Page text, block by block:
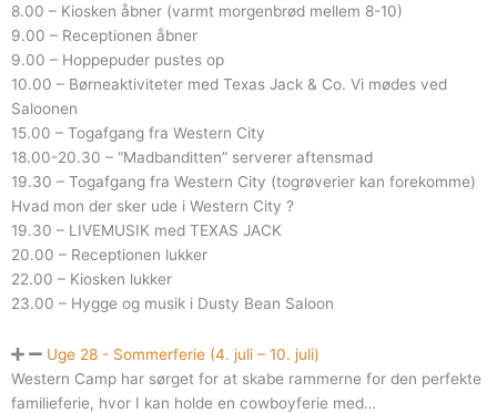
8.00 – Kiosken åbner (varmt morgenbrød mellem 8-10)
9.00 – Receptionen åbner
9.00 – Hoppepuder pustes op
10.00 – Børneaktiviteter med Texas Jack & Co. Vi mødes ved
Saloonen
15.00 – Togafgang fra Western City
18.00-20.30 – “Madbanditten” serverer aftensmad
19.30 – Togafgang fra Western City (togrøverier kan forekomme)
Hvad mon der sker ude i Western City ?
19.30 – LIVEMUSIK med TEXAS JACK
20.00 – Receptionen lukker
22.00 – Kiosken lukker
23.00 – Hygge og musik i Dusty Bean Saloon
Uge 28 - Sommerferie (4. juli – 10. juli)
Western Camp har sørget for at skabe rammerne for den perfekte
familieferie, hvor I kan holde en cowboyferie med…